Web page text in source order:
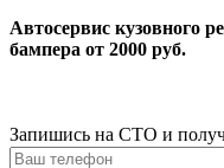
Автосервис кузовного
бампера от 2000 руб.
Запишись на СТО и